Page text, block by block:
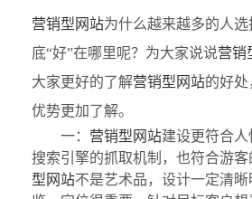
营销型网站为什么越来越多的人选
底“好”在哪里呢？为大家说说营销
大家更好的了解营销型网站的好处
优势更加了解。
一： 营销型网站建设更符合
搜索引擎的抓取机制，也符合游客
型网站不是艺术品，设计一定清晰